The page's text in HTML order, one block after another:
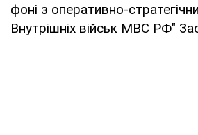
фоні з оперативно-
Внутрішніх військ МВС РФ"